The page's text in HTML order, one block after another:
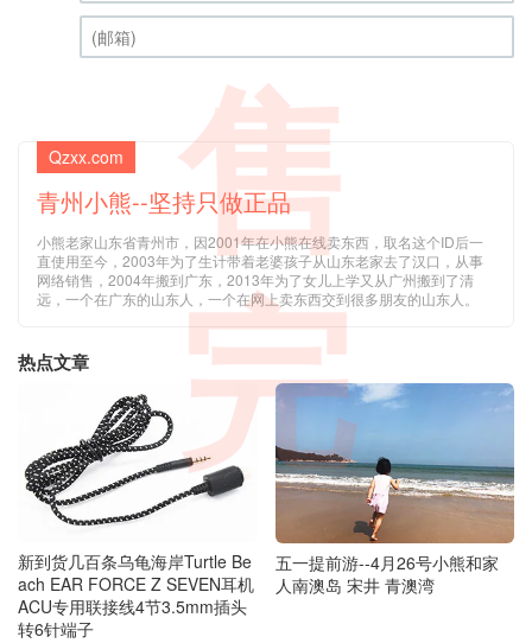
昵称 (必填)
Qzxx.com
青州小熊--坚持只做正品
小熊老家山东省青州市，因2001年在小熊在线卖东西，取名这个ID后一
直使用至今，2003年为了生计带着老婆孩子从山东老家去了汉口，从事
网络销售，2004年搬到广东，2013年为了女儿上学又从广州搬到了清
远，一个在广东的山东人，一个在网上卖东西交到很多朋友的山东人。
热点文章
新到货几百条乌龟海岸Turtle Be
ach EAR FORCE Z SEVEN耳机
ACU专用联接线4节3.5mm插头
转6针端子
五一提前游--4月26号小熊和家
人南澳岛 宋井 青澳湾
售
完